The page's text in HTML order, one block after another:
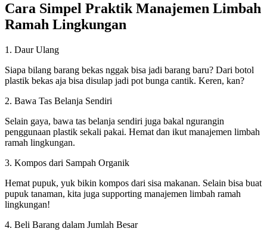
Cara Simpel Praktik Manajemen Limbah
Ramah Lingkungan
1. Daur Ulang
Siapa bilang barang bekas nggak bisa jadi barang baru? Dari botol
plastik bekas aja bisa disulap jadi pot bunga cantik. Keren, kan?
2. Bawa Tas Belanja Sendiri
Selain gaya, bawa tas belanja sendiri juga bakal ngurangin
penggunaan plastik sekali pakai. Hemat dan ikut manajemen limbah
ramah lingkungan.
3. Kompos dari Sampah Organik
Hemat pupuk, yuk bikin kompos dari sisa makanan. Selain bisa buat
pupuk tanaman, kita juga supporting manajemen limbah ramah
lingkungan!
4. Beli Barang dalam Jumlah Besar